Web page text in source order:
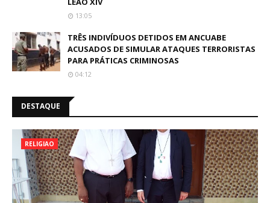
13:05
TRÊS INDIVÍDUOS DETIDOS EM ANCUABE
ACUSADOS DE SIMULAR ATAQUES TERRORISTAS
PARA PRÁTICAS CRIMINOSAS
04:12
DESTAQUE
RELIGIAO